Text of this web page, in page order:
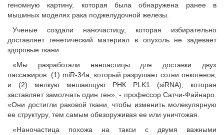
геномную картину, которая была обнаружена ранее в
мышиных моделях рака поджелудочной железы.
Ученые создали наночастицу, которая избирательно
доставляет генетический материал в опухоль не задевает
здоровые ткани.
«Мы разработали наноастицы для доставки двух
пассажиров: (1) miR-34a, который разрушает сотни онкогенов,
и (2) мелкую мешающую РНК PLK1 (siRNA), которая
заставляет замолчать один ген», - профессор Сатчи-Файнаро.
«Они достигли раковой ткани, чтобы изменить молекулярную
ее структуру, тем самым обезоруживая ее или уничтожая.
«Наночастица похожа на такси с двумя важными